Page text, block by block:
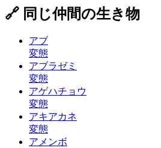
🔗 同じ仲間の生き物
アブ
変態
アブラゼミ
変態
アゲハチョウ
変態
アキアカネ
変態
アメンボ